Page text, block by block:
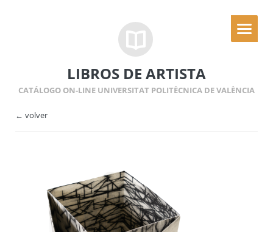
LIBROS DE ARTISTA
CATÁLOGO ON-LINE UNIVERSITAT POLITÈCNICA DE VALÈNCIA
← volver